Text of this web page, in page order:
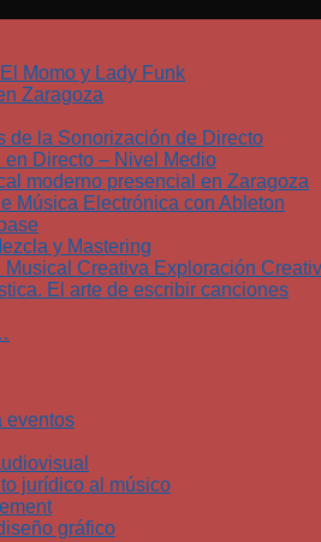
Momo y Lady Funk
Zaragoza
de la Sonorización de Directo
en Directo – Nivel Medio
moderno presencial en Zaragoza
Música Electrónica con Ableton
y Mastering
Creativa Exploración
El arte de escribir canciones
eventos
jurídico al músico
gráfico